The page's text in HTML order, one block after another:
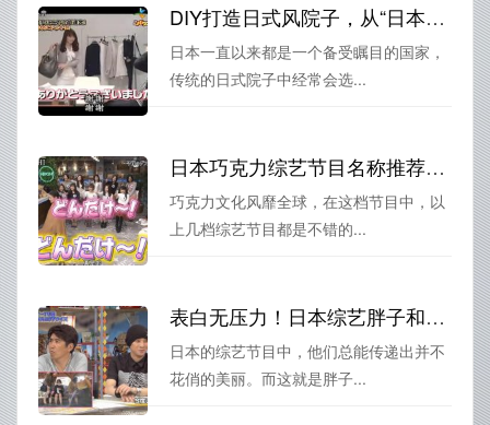
DIY打造日式风院子，从“日本装修房子综艺视频”中找到灵感
日本一直以来都是一个备受瞩目的国家，
传统的日式院子中经常会选...
日本巧克力综艺节目名称推荐集锦
巧克力文化风靡全球，在这档节目中，以
上几档综艺节目都是不错的...
表白无压力！日本综艺胖子和瘦子给你送上温暖祝福
日本的综艺节目中，他们总能传递出并不
花俏的美丽。而这就是胖子...